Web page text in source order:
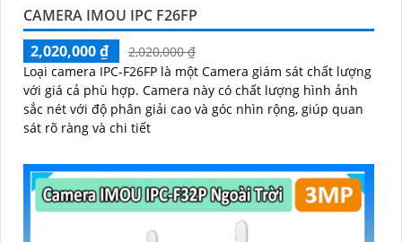
CAMERA IMOU IPC F26FP
2,020,000 ₫
2,020,000 ₫
Loại camera IPC-F26FP là một Camera giám sát chất lượng
với giá cả phù hợp. Camera này có chất lượng hình ảnh
sắc nét với độ phân giải cao và góc nhìn rộng, giúp quan
sát rõ ràng và chi tiết